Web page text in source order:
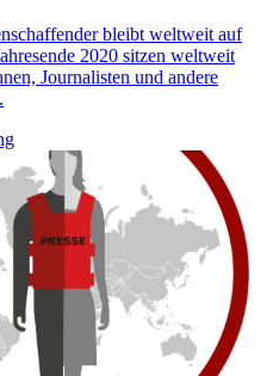
bleibt weltweit auf
2020 sitzen weltweit
Journalisten und andere